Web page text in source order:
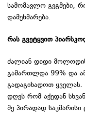
სამომავლო გეგმები,
დამეხმარება.
რას გვეტყვით
ძალიან დიდი
გამართლდა 99% და
გადაგიხადოთ
დღეს რომ აქედან
მე პირადად